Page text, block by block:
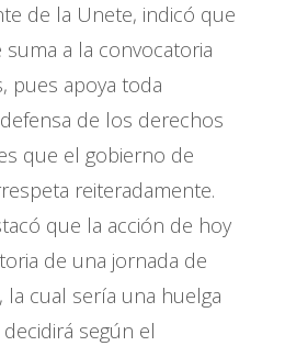
de la Unete, indicó que
suma a la convocatoria
pues apoya toda
de los derechos
que el gobierno de
reiteradamente.
que la acción de hoy
de una jornada de
la cual sería una huelga
según el